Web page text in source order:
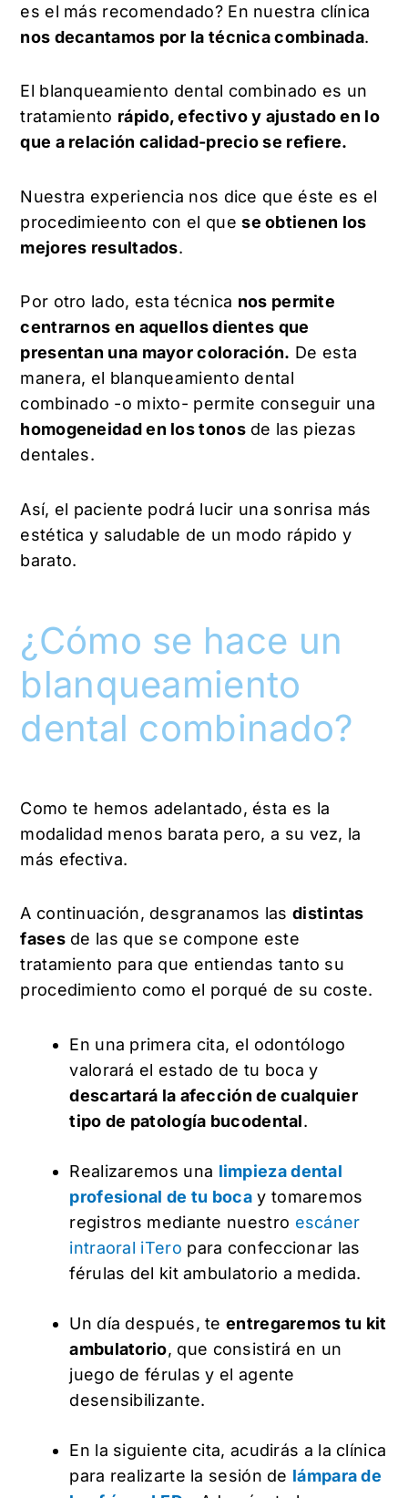
es el más recomendado? En nuestra clínica
nos decantamos por la técnica combinada.
El blanqueamiento dental combinado es un
tratamiento rápido, efectivo y ajustado en lo
que a relación calidad-precio se refiere.
Nuestra experiencia nos dice que éste es el
procedimieento con el quese obtienen los
mejores resultados.
Por otro lado, esta técnica nos permite
centrarnos en aquellos dientes que
presentan una mayor coloración. De esta
manera, el blanqueamiento dental
combinado -o mixto- permite conseguir una
homogeneidad en los tonosde las piezas
dentales.
Así, el paciente podrá lucir una sonrisa más
estética y saludable de un modo rápido y
barato.
¿Cómo se hace un
blanqueamiento
dental combinado?
Como te hemos adelantado, ésta es la
modalidad menos barata pero, a su vez, la
más efectiva.
A continuación, desgranamos las distintas
fasesde las que se compone este
tratamiento para que entiendas tanto su
procedimiento como el porqué de su coste.
En una primera cita, el odontólogo
valorará el estado de tu boca y
descartará la afección de cualquier
tipo de patología bucodental.
Realizaremos una limpieza dental
profesional de tu boca y tomaremos
registros mediante nuestro escáner
intraoral iTero para confeccionar las
férulas del kit ambulatorio a medida.
Un día después, teentregaremos tu kit
ambulatorio, que consistirá en un
juego de férulas y el agente
desensibilizante.
En la siguiente cita, acudirás a la clínica
para realizarte la sesión de lámpara de